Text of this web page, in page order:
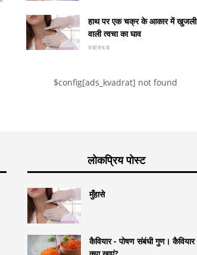
गर्भाशय के इलाज के बाद की अवधि
कब होती है?
कोशिश करना
हाथ पर एक चक्र के आकार में खुजली
वाली त्वचा का घाव
स्वास्थ्य
$config[ads_kvadrat] not found
लोकप्रिय पोस्ट
मुँहासे
कैवियार - पोषण संबंधी गुण। कैवियार